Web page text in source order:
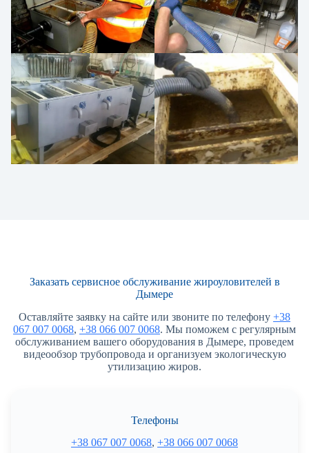
Заказать сервисное обслуживание жироуловителей в
Дымере
Оставляйте заявку на сайте или звоните по телефону +38
067 007 0068, +38 066 007 0068. Мы поможем с регулярным
обслуживанием вашего оборудования в Дымере, проведем
видеообзор трубопровода и организуем экологическую
утилизацию жиров.
Телефоны
+38 067 007 0068, +38 066 007 0068